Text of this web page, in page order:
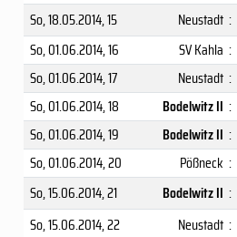
So, 18.05.2014, 15 Neustadt :
So, 01.06.2014, 16 SV Kahla :
So, 01.06.2014, 17 Neustadt :
So, 01.06.2014, 18 Bodelwitz II :
So, 01.06.2014, 19 Bodelwitz II :
So, 01.06.2014, 20 Pößneck :
So, 15.06.2014, 21 Bodelwitz II :
So, 15.06.2014, 22 Neustadt :